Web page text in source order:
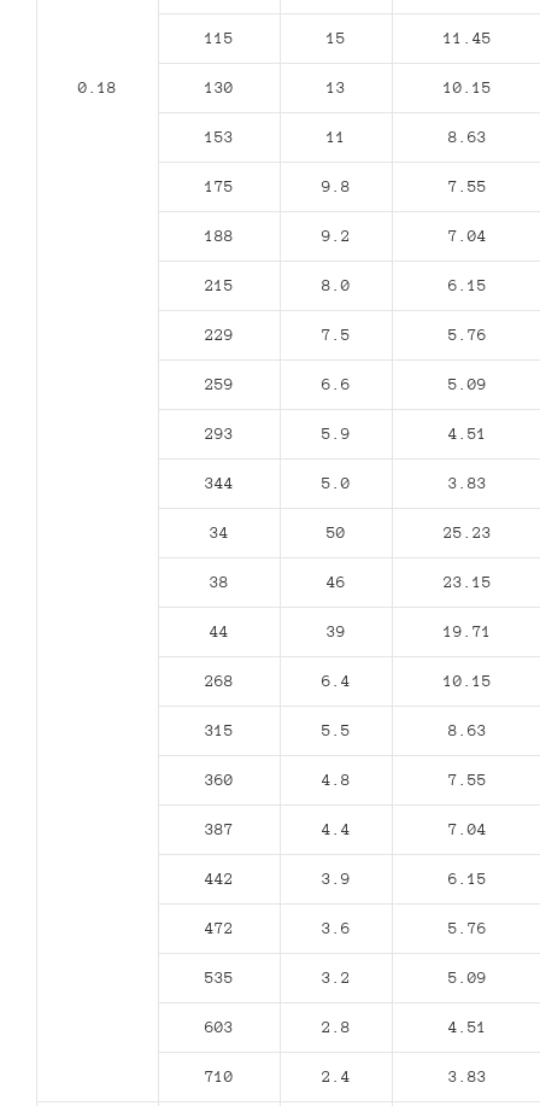
0.18
115 15 11.45
130 13 10.15
153 11 8.63
175 9.8 7.55
188 9.2 7.04
215 8.0 6.15
229 7.5 5.76
259 6.6 5.09
293 5.9 4.51
344 5.0 3.83
34 50 25.23
38 46 23.15
44 39 19.71
268 6.4 10.15
315 5.5 8.63
360 4.8 7.55
387 4.4 7.04
442 3.9 6.15
472 3.6 5.76
535 3.2 5.09
603 2.8 4.51
710 2.4 3.83